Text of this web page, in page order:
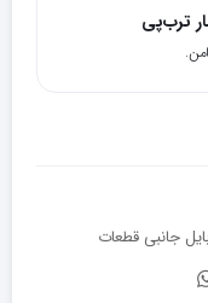
ترب‌پی
جانبی قطعات